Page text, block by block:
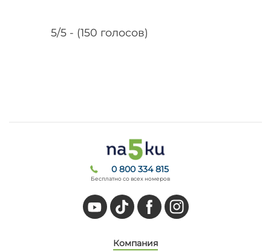
5/5 - (150 голосов)
0 800 334 815
Бесплатно со всех номеров
Компания